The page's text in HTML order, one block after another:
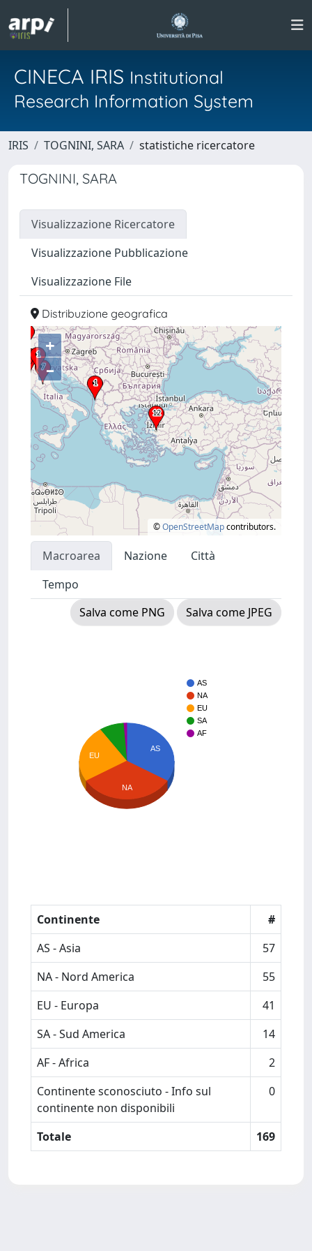
CINECA IRIS Institutional
Research Information System
IRIS TOGNINI, SARA statistiche ricercatore
TOGNINI, SARA
Visualizzazione Ricercatore
Visualizzazione Pubblicazione
Visualizzazione File
Distribuzione geografica
+
–
©OpenStreetMapcontributors.
Macroarea Nazione
Città
Tempo
Salva come PNG
Salva come JPEG
AS
NA
EU
SA
AF
AS
EU
NA
Continente
#
AS - Asia
57
NA - Nord America
55
EU - Europa
41
SA - Sud America
14
AF - Africa
2
Continente sconosciuto - Info sul
continente non disponibili
0
Totale 169